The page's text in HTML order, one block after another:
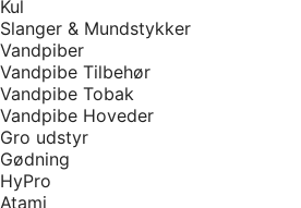
Kul
Slanger & Mundstykker
Vandpiber
Vandpibe Tilbehør
Vandpibe Tobak
Vandpibe Hoveder
Gro udstyr
Gødning
HyPro
Atami